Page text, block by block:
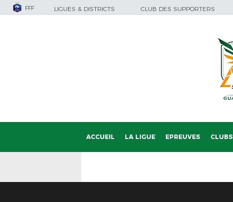
FFF LIGUES & DISTRICTS CLUB DES SUPPORTERS
ACCUEIL LA LIGUE EPREUVES CLUBS